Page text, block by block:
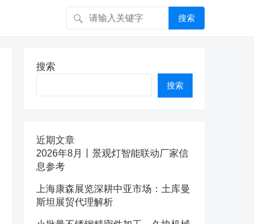
搜索
搜索
搜索
近期文章
2026年8月丨景观灯智能联动厂家信
息参考
上海康森展览深耕中亚市场：土库曼
斯坦展贸代理解析